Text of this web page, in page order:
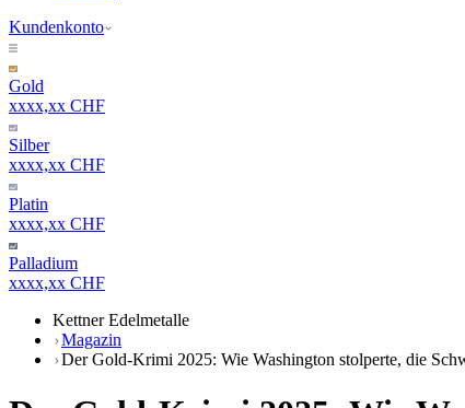
Kundenkonto
Gold
xxxx,xx CHF
Silber
xxxx,xx CHF
Platin
xxxx,xx CHF
Palladium
xxxx,xx CHF
Kettner Edelmetalle
Magazin
Der Gold-Krimi 2025: Wie Washington stolperte, die